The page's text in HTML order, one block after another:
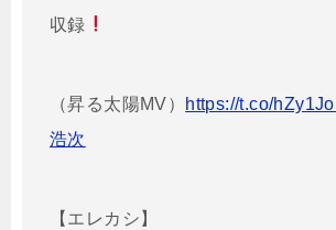
収録
（昇る太陽MV） https://t.co/
浩次
【エレカシ】